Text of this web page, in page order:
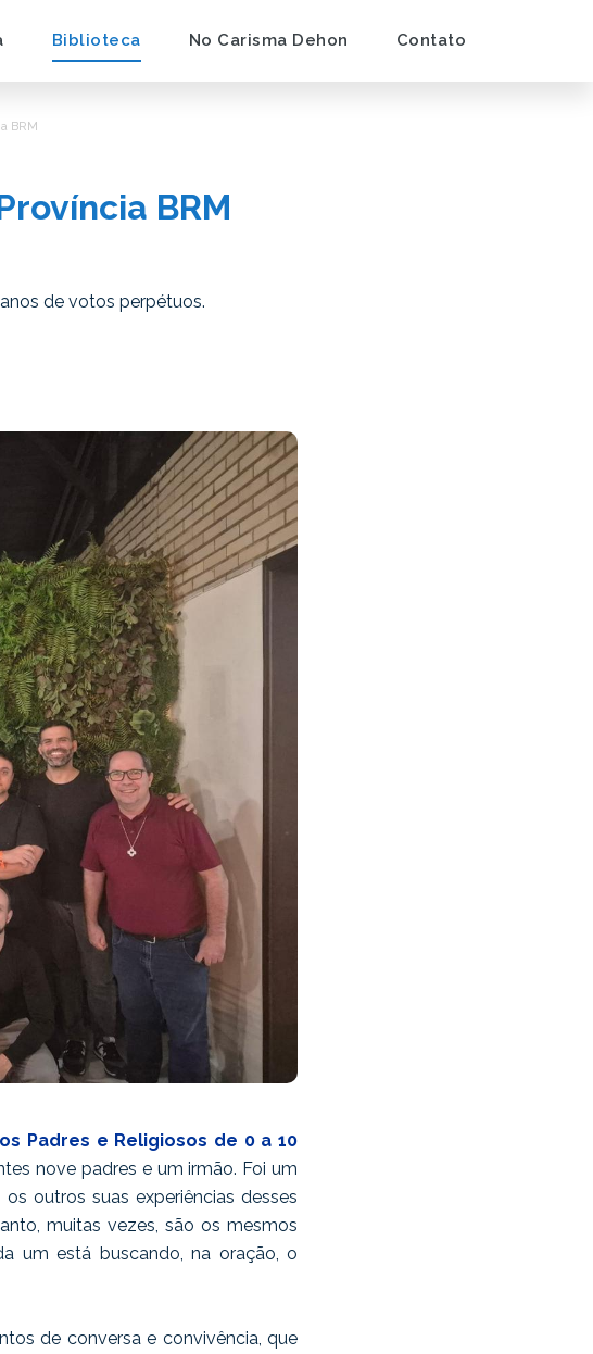
Biblioteca No Carisma Dehon Contato
BRM
BRM
de votos perpétuos.
Padres e Religiosos de 0 a 10
nove padres e um irmão. Foi um
outros suas experiências desses
muitas vezes, são os mesmos
um está buscando, na oração, o
de conversa e convivência, que